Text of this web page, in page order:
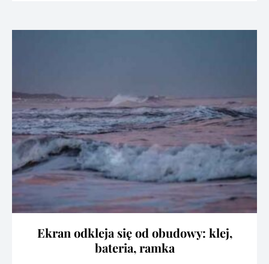
Ekran odkleja się od obudowy: klej,
bateria, ramka